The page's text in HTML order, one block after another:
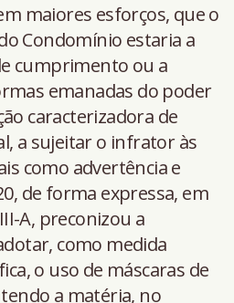
maiores esforços, que o
Condomínio estaria a
cumprimento ou a
emanadas do poder
caracterizadora de
a sujeitar o infrator às
como advertência e
de forma expressa, em
A, preconizou a
como medida
o uso de máscaras de
a matéria, no